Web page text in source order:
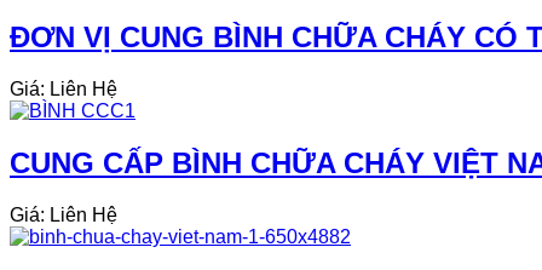
ĐƠN VỊ CUNG BÌNH CHỮA CHÁY CÓ
Giá: Liên Hệ
CUNG CẤP BÌNH CHỮA CHÁY VIỆT
Giá: Liên Hệ